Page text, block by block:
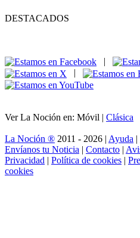
DESTACADOS
|
|
Ver La Noción en: Móvil | Clásica
La Noción ® 2011 - 2026 | Ayuda |
Envíanos tu Noticia | Contacto |
Privacidad | Política de cookies |
cookies